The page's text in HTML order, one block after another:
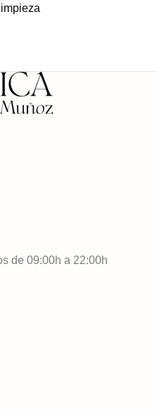
de 09:00h a 22:00h